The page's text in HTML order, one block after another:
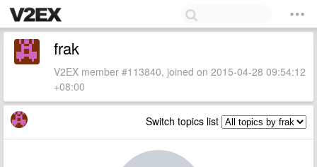
frak
V2EX member #113840, joined on 2015-04-28 09:54:12
+08:00
Switch topics list